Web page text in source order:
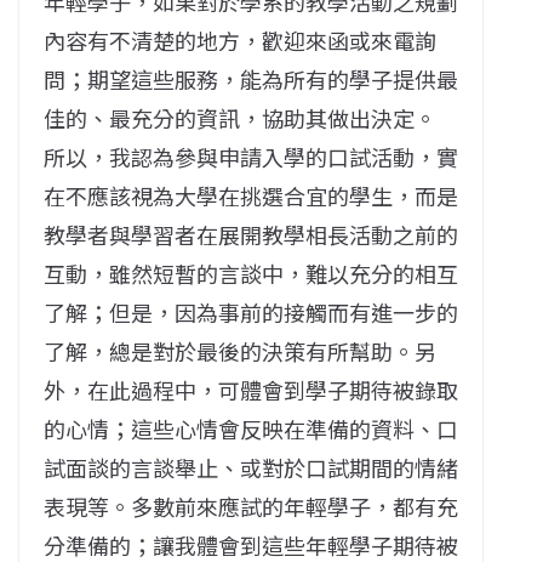
內容有不清楚的地方，歡迎來函或來電詢
問；期望這些服務，能為所有的學子提供最
佳的、最充分的資訊，協助其做出決定。
所以，我認為參與申請入學的口試活動，實
在不應該視為大學在挑選合宜的學生，而是
教學者與學習者在展開教學相長活動之前的
互動，雖然短暫的言談中，難以充分的相互
了解；但是，因為事前的接觸而有進一步的
了解，總是對於最後的決策有所幫助。另
外，在此過程中，可體會到學子期待被錄取
的心情；這些心情會反映在準備的資料、口
試面談的言談舉止、或對於口試期間的情緒
表現等。多數前來應試的年輕學子，都有充
分準備的；讓我體會到這些年輕學子期待被